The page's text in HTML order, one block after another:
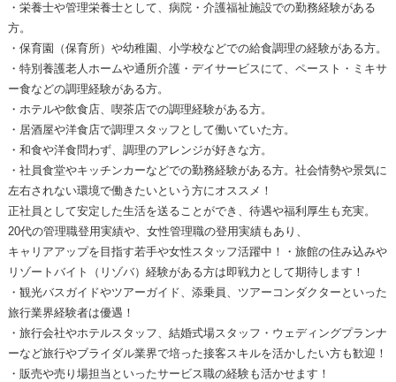
・栄養士や管理栄養士として、病院・介護福祉施設での勤務経験がある
方。
・保育園（保育所）や幼稚園、小学校などでの給食調理の経験がある方。
・特別養護老人ホームや通所介護・デイサービスにて、ペースト・ミキサ
ー食などの調理経験がある方。
・ホテルや飲食店、喫茶店での調理経験がある方。
・居酒屋や洋食店で調理スタッフとして働いていた方。
・和食や洋食問わず、調理のアレンジが好きな方。
・社員食堂やキッチンカーなどでの勤務経験がある方。社会情勢や景気に
左右されない環境で働きたいという方にオススメ！
正社員として安定した生活を送ることができ、待遇や福利厚生も充実。
20代の管理職登用実績や、女性管理職の登用実績もあり、
キャリアアップを目指す若手や女性スタッフ活躍中！・旅館の住み込みや
リゾートバイト（リゾバ）経験がある方は即戦力として期待します！
・観光バスガイドやツアーガイド、添乗員、ツアーコンダクターといった
旅行業界経験者は優遇！
・旅行会社やホテルスタッフ、結婚式場スタッフ・ウェディングプランナ
ーなど旅行やブライダル業界で培った接客スキルを活かしたい方も歓迎！
・販売や売り場担当といったサービス職の経験も活かせます！